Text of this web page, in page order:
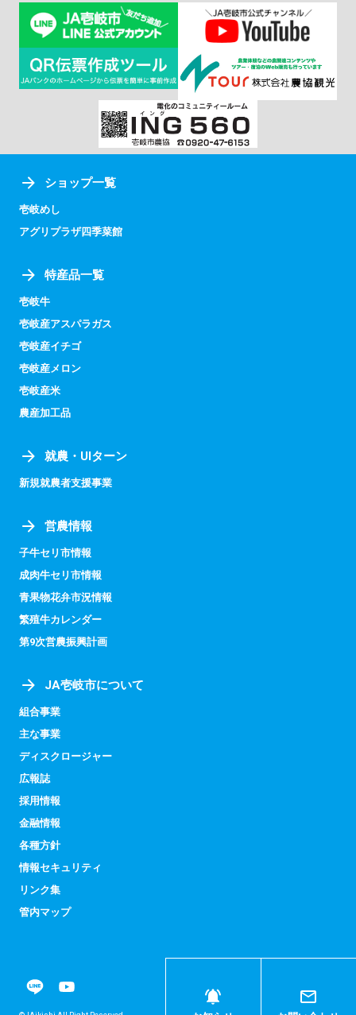
ショップ一覧
壱岐めし
アグリプラザ四季菜館
特産品一覧
壱岐牛
壱岐産アスパラガス
壱岐産イチゴ
壱岐産メロン
壱岐産米
農産加工品
就農・UIターン
新規就農者支援事業
営農情報
子牛セリ市情報
成肉牛セリ市情報
青果物花弁市況情報
繁殖牛カレンダー
第9次営農振興計画
JA壱岐市について
組合事業
主な事業
ディスクロージャー
広報誌
採用情報
金融情報
各種方針
情報セキュリティ
リンク集
管内マップ